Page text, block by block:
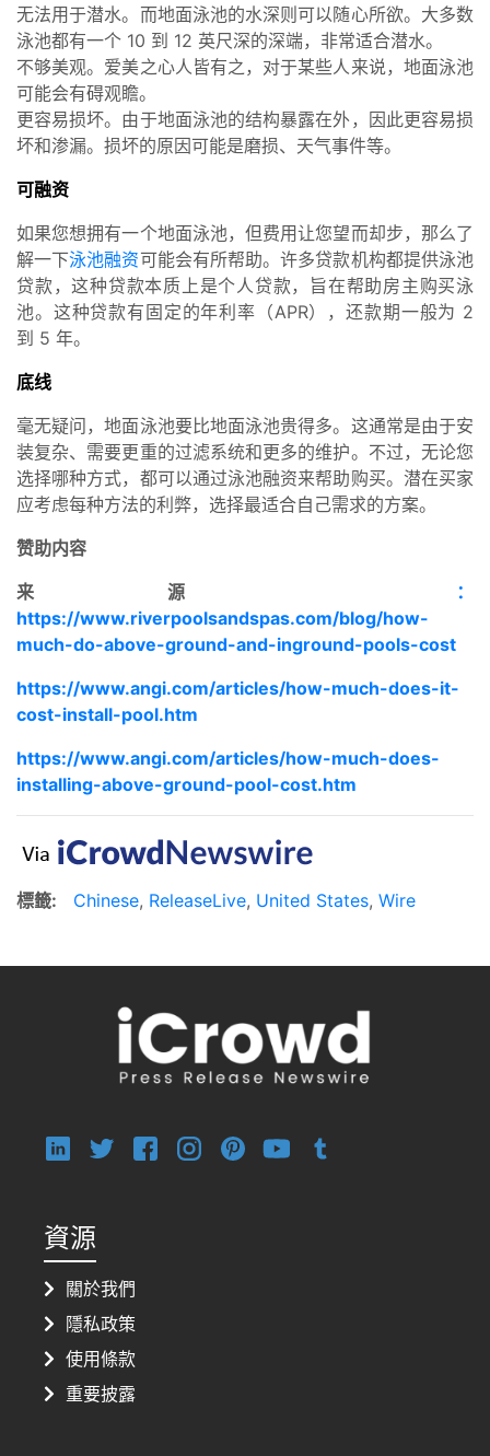
无法用于潜水。而地面泳池的水深则可以随心所欲。大多数
泳池都有一个 10 到 12 英尺深的深端，非常适合潜水。
不够美观。爱美之心人皆有之，对于某些人来说，地面泳池
可能会有碍观瞻。
更容易损坏。由于地面泳池的结构暴露在外，因此更容易损
坏和渗漏。损坏的原因可能是磨损、天气事件等。
可融资
如果您想拥有一个地面泳池，但费用让您望而却步，那么了
解一下泳池融资可能会有所帮助。许多贷款机构都提供泳池
贷款，这种贷款本质上是个人贷款，旨在帮助房主购买泳
池。这种贷款有固定的年利率（APR），还款期一般为 2
到 5 年。
底线
毫无疑问，地面泳池要比地面泳池贵得多。这通常是由于安
装复杂、需要更重的过滤系统和更多的维护。不过，无论您
选择哪种方式，都可以通过泳池融资来帮助购买。潜在买家
应考虑每种方法的利弊，选择最适合自己需求的方案。
赞助内容
来源 ：
https://www.riverpoolsandspas.com/blog/how-
much-do-above-ground-and-inground-pools-cost
https://www.angi.com/articles/how-much-does-it-
cost-install-pool.htm
https://www.angi.com/articles/how-much-does-
installing-above-ground-pool-cost.htm
標籤: Chinese, ReleaseLive, United States, Wire
資源
關於我們
隱私政策
使用條款
重要披露